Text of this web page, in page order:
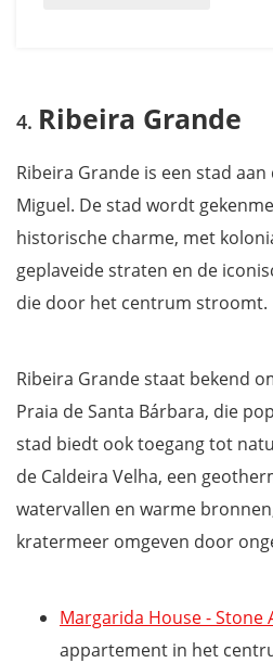
Ribeira Grande
Ribeira Grande is een stad
Miguel. De stad wordt
historische charme, met
geplaveide straten en de
die door het centrum stroomt.
Ribeira Grande staat bekend
Praia de Santa Bárbara, die
stad biedt ook toegang tot
de Caldeira Velha, een
watervallen en warme
kratermeer omgeven door
Margarida House - Stone
appartement in het